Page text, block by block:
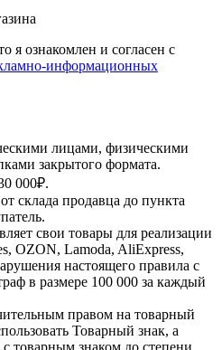
я ознакомлен и согласен с
информационных
лицами, физическими
закрытого формата.
000₽.
склада продавца до пункта
свои товары для реализации
OZON, Lamoda, AliExpress,
настоящего правила с
в размере 100 000 за каждый
правом на товарный
Товарный знак, а